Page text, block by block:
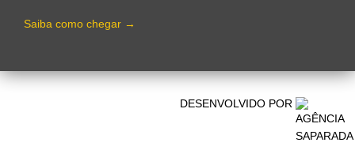
Saiba como chegar →
DESENVOLVIDO POR